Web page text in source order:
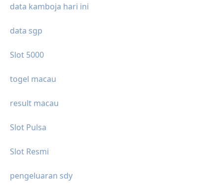
data kamboja hari ini
data sgp
Slot 5000
togel macau
result macau
Slot Pulsa
Slot Resmi
pengeluaran sdy